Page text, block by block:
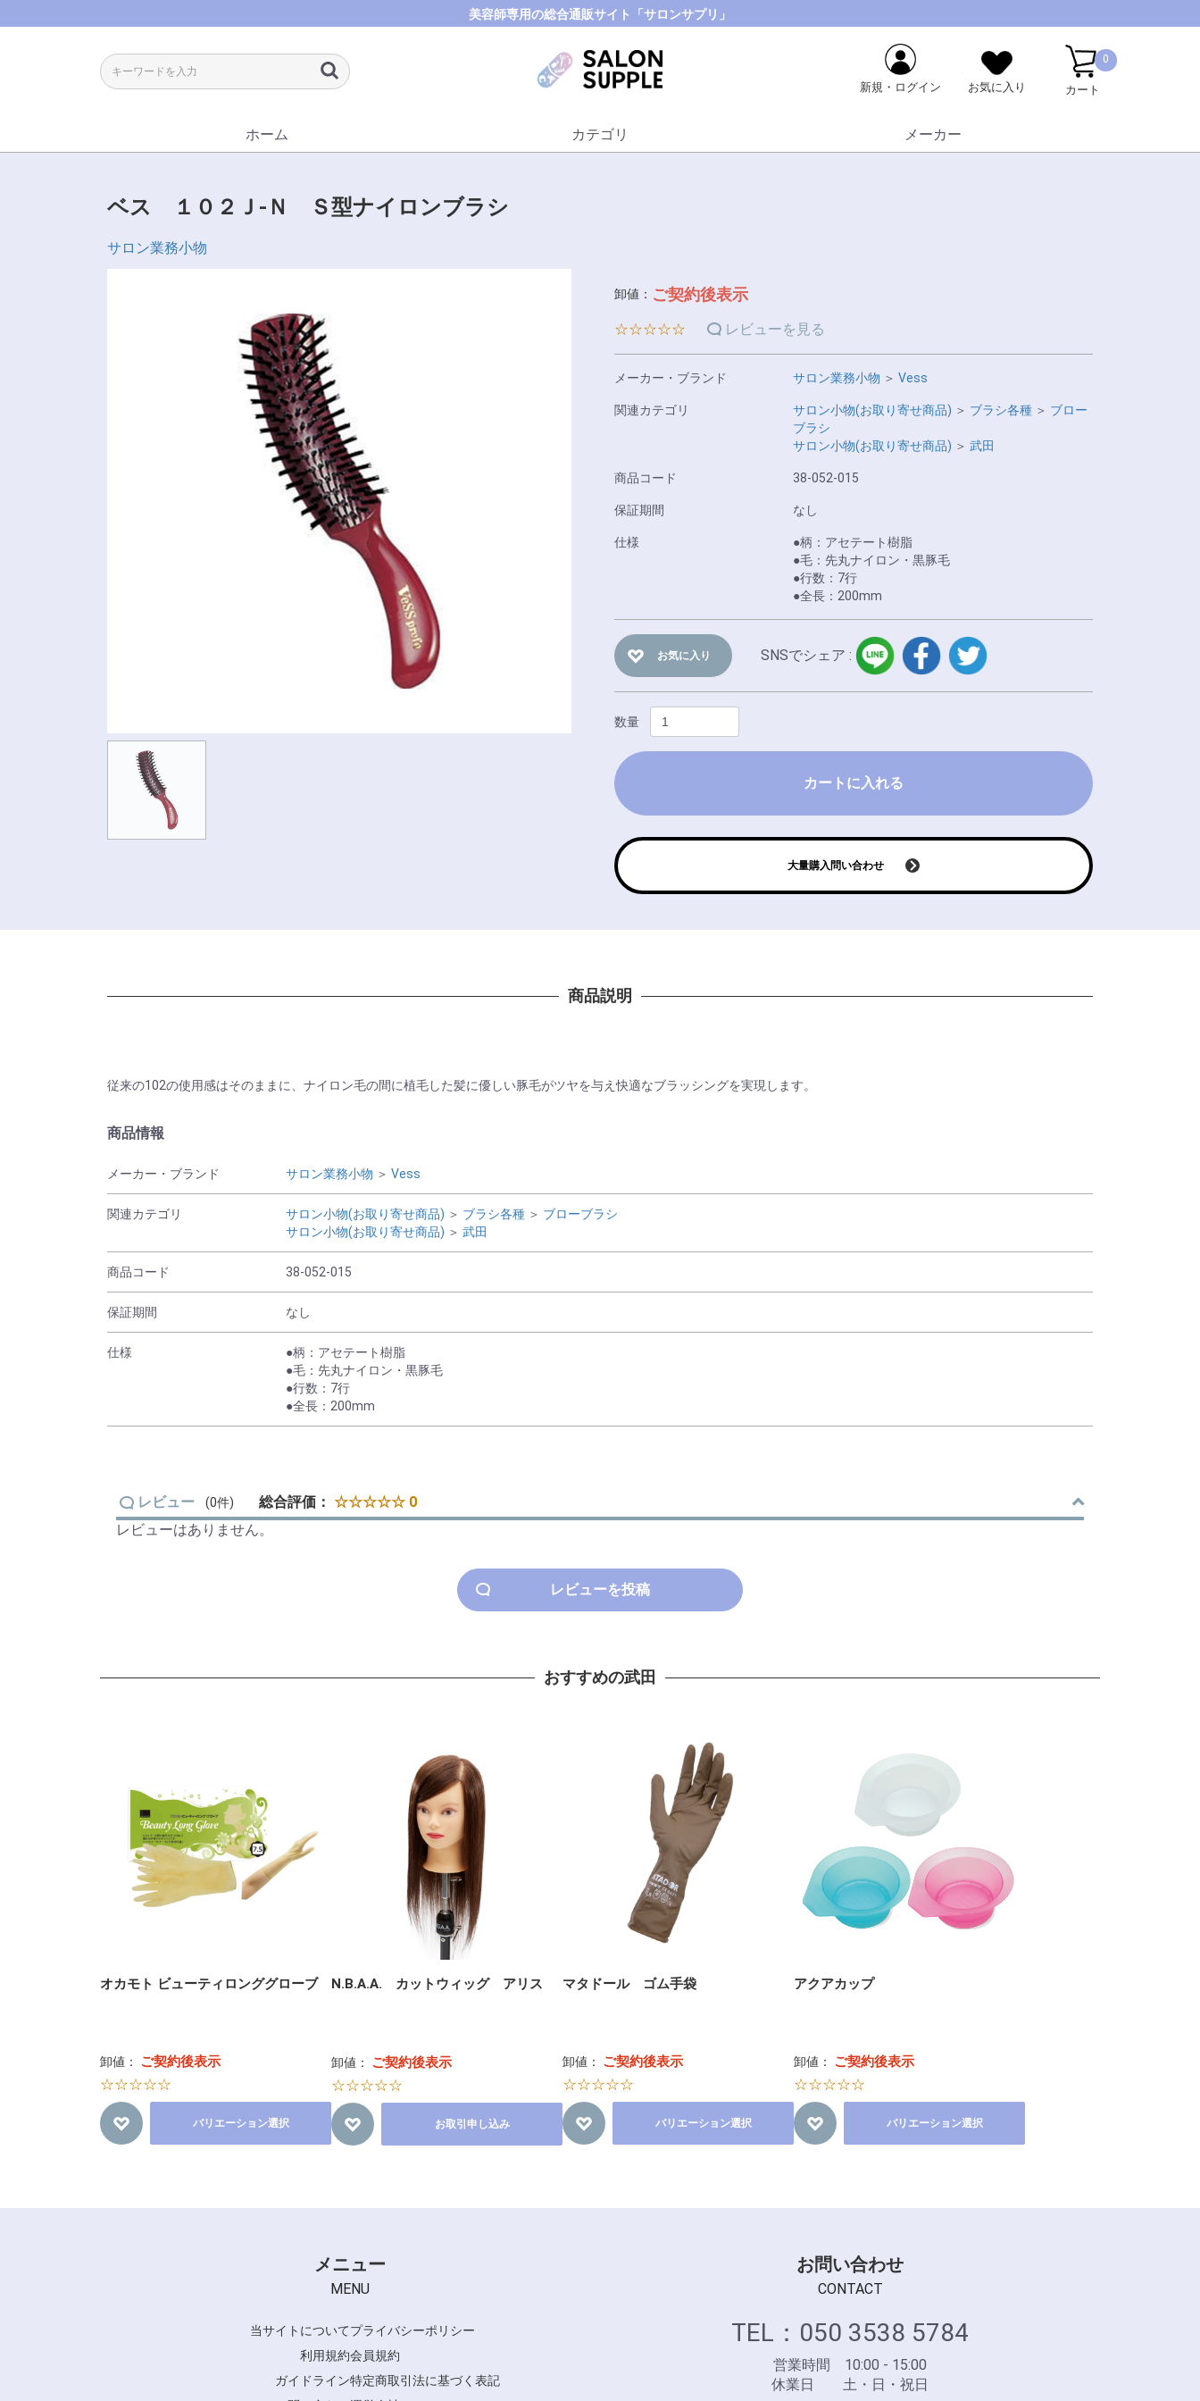
美容師専用の総合通販サイト「サロンサプリ」
新規・ログイン お気に入り
0
カート
ホーム カテゴリ メーカー
ベス １０２Ｊ-Ｎ Ｓ型ナイロンブラシ
サロン業務小物
卸値： ご契約後表示
☆☆☆☆☆ レビューを見る
メーカー・ブランド サロン業務小物 ＞ Vess
関連カテゴリ サロン小物(お取り寄せ商品) ＞ ブラシ各種 ＞ ブロー
ブラシ
サロン小物(お取り寄せ商品) ＞ 武田
商品コード 38-052-015
保証期間 なし
仕様
●柄：アセテート樹脂
●毛：先丸ナイロン・黒豚毛
●行数：7行
●全長：200mm
お気に入り SNSでシェア :
LINE facebook
数量
カートに入れる
大量購入問い合わせ
商品説明
従来の102の使用感はそのままに、ナイロン毛の間に植毛した髪に優しい豚毛がツヤを与え快適なブラッシングを実現します。
商品情報
メーカー・ブランド サロン業務小物 ＞ Vess
関連カテゴリ サロン小物(お取り寄せ商品) ＞ ブラシ各種 ＞ ブローブラシ
サロン小物(お取り寄せ商品) ＞ 武田
商品コード 38-052-015
保証期間 なし
仕様
●柄：アセテート樹脂
●毛：先丸ナイロン・黒豚毛
●行数：7行
●全長：200mm
レビュー (0件) 総合評価： ☆☆☆☆☆ 0
レビューはありません。
レビューを投稿
おすすめの武田
オカモト ビューティロンググローブ
卸値： ご契約後表示
☆☆☆☆☆
バリエーション選択
N.B.A.A. カットウィッグ アリス
卸値： ご契約後表示
☆☆☆☆☆
お取引申し込み
マタドール ゴム手袋
卸値： ご契約後表示
☆☆☆☆☆
バリエーション選択
アクアカップ
卸値： ご契約後表示
☆☆☆☆☆
バリエーション選択
メニュー
MENU
当サイトについてプライバシーポリシー
利用規約会員規約
ガイドライン特定商取引法に基づく表記
お問い合わせ
CONTACT
TEL：050 3538 5784
営業時間 10:00 - 15:00
休業日 土・日・祝日